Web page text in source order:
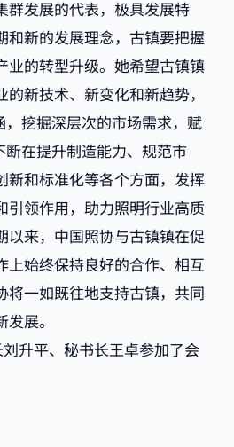
群发展的代表，极具发展特
和新的发展理念，古镇要把握
业的转型升级。她希望古镇镇
新技术、新变化和新趋势，
，挖掘深层次的市场需求，赋
断在提升制造能力、规范市
新和标准化等各个方面，发挥
引领作用，助力照明行业高质
以来，中国照协与古镇镇在促
上始终保持良好的合作、相互
将一如既往地支持古镇，共同
展。
升平、秘书长王卓参加了会